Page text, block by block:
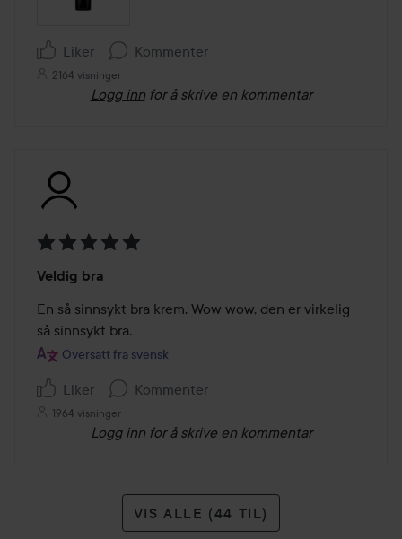
Liker Kommenter
2164 visninger
Logg inn for å skrive en kommentar
5
av
5
Veldig bra
En så sinnsykt bra krem. Wow wow, den er virkelig
så sinnsykt bra.
Oversatt fra svensk
Liker Kommenter
1964 visninger
Logg inn for å skrive en kommentar
VIS ALLE (44 TIL)